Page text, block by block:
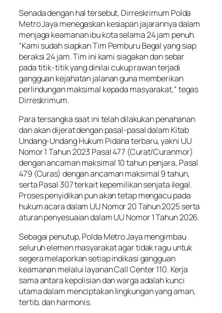
Senada dengan hal tersebut, Dirreskrimum Polda
Metro Jaya menegaskan kesiapan jajarannya dalam
menjaga keamanan ibu kota selama 24 jam penuh.
“Kami sudah siapkan Tim Pemburu Begal yang siap
beraksi 24 jam. Tim ini kami siagakan dan sebar
pada titik-titik yang dinilai cukup rawan terjadi
gangguan kejahatan jalanan guna memberikan
perlindungan maksimal kepada masyarakat,” tegas
Dirreskrimum.
Para tersangka saat ini telah dilakukan penahanan
dan akan dijerat dengan pasal-pasal dalam Kitab
Undang-Undang Hukum Pidana terbaru, yakni UU
Nomor 1 Tahun 2023 Pasal 477 (Curat/Curanmor)
dengan ancaman maksimal 10 tahun penjara, Pasal
479 (Curas) dengan ancaman maksimal 9 tahun,
serta Pasal 307 terkait kepemilikan senjata ilegal.
Proses penyidikan pun akan tetap mengacu pada
hukum acara dalam UU Nomor 20 Tahun 2025 serta
aturan penyesuaian dalam UU Nomor 1 Tahun 2026.
Sebagai penutup, Polda Metro Jaya mengimbau
seluruh elemen masyarakat agar tidak ragu untuk
segera melaporkan setiap indikasi gangguan
keamanan melalui layanan Call Center 110. Kerja
sama antara kepolisian dan warga adalah kunci
utama dalam menciptakan lingkungan yang aman,
tertib, dan harmonis.